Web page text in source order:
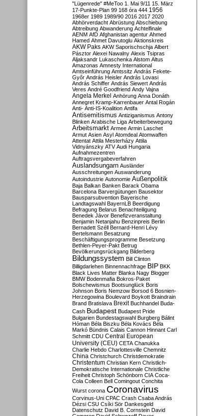
"Lügenrede" #MeToo 1. Mai 9/11 15. März
17-Punkte-Plan 99 168 óra 444 1956
1968er 1989 1989/90 2016 2017 2020
Abhörverdacht Abrüstung Abschiebung
Abtreibung Abwanderung Achtelfinale
AENM AfD Afghanistan agentur Ahmed
Hamed Ahmet Davutoglu Aktionskreis
AKW Paks AKW Saporischschja Albert
Pásztor Alexei Nawalny Alexis Tsipras
Aljaksandr Lukaschenka Alstom Altus
Amazonas Amnesty International
Amtseinführung Amtssitz András Fekete-
Győr András Heisler András Lovasi
András Schiffer András Siewert András
Veres André Goodfriend Andy Vajna
Angela Merkel Anhörung Anna Donáth
Annegret Kramp-Karrenbauer Antal Rogán
Anti- Anti-IS-Koalition Antifa
Antisemitismus Antiziganismus Antony
Blinken Arabische Liga Arbeiterbewegung
Arbeitsmarkt Armee Armin Laschet
Armut Asien Asyl Atomdeal Atomwaffen
Attentat Attila Mesterházy Attila
Vidnyánszky ATV Audi Hungaria
Aufnahmezentren
Auftragsvergabeverfahren
Auslandsungarn Ausländer
Ausschreitungen Auswanderung
Autoindustrie Autonomie Außenpolitik
Baja Balkan Banken Barack Obama
Barcelona Barvergütungen Bausektor
Bausparsubvention Bayerische
Landtagswahl BayernLB Beerdigung
Befragung Belarus Benachteiligung
Benedek Jávor Benefizveranstaltung
Benjamin Netanjahu Benzinpreis Berlin
Bernadett Széll Bernard-Henri Lévy
Bertelsmann Besatzung
Beschäftigungsprogramme Besetzung
Bethlen-Peyer-Pakt Betrug
Bevölkerungsrückgang Bilderberg
Bildungssystem Bill Clinton
Billigdarlehen Binnennachfrage BIP BKK
Black Lives Matter Blanka Nagy Blogger
BMW Bodenmafia Bokros-Paket
Bolschewismus Bootsunglück Boris
Johnson Boris Nemzow Borsod 6 Bosnien-
Herzegowina Boulevard Boykott Braindrain
Brand Bratislava Brexit Buchhandel Buda-
Cash Budapest Budapest Pride
Bulgarien Bundestagswahl Burgberg Bálint
Hóman Béla Biszku Béla Kovács Béla
Markó Bündnis Calais Cannon Hinnant Carl
Schmitt CDU Central European
University (CEU) CETA Chanukka
Charlie Hebdo Charlottesville Chemnitz
China Christchurch Christdemokratie
Christentum Christian Kern Christlich-
Demokratische Internationale Christliche
Freiheit Christoph Schönborn CIA Coca-
Cola Colleen Bell Comingout Conchita
Wurst corona Coronavirus
Corvinus-Uni CPAC Crash Csaba András
Dézsi CSU Csíki Sör Dankesgeld
Datenschutz David B. Cornstein David